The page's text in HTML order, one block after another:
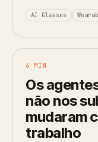
AI Glasses
6 MIN
Os
não nos
mudaram
trabalho